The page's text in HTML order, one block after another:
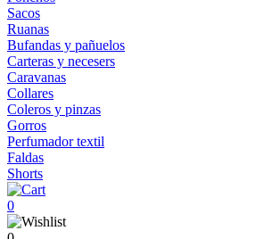
Sacos
Ruanas
Bufandas y pañuelos
Carteras y necesers
Caravanas
Collares
Coleros y pinzas
Gorros
Perfumador textil
Faldas
Shorts
0